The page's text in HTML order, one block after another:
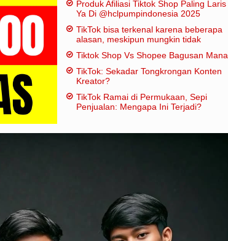
Produk Afiliasi Tiktok Shop Paling Laris
Ya Di @hclpumpindonesia 2025
TikTok bisa terkenal karena beberapa
alasan, meskipun mungkin tidak
tradisional:
Tiktok Shop Vs Shopee Bagusan Mana
TikTok: Sekadar Tongkrongan Konten
Kreator?
TikTok Ramai di Permukaan, Sepi
Penjualan: Mengapa Ini Terjadi?